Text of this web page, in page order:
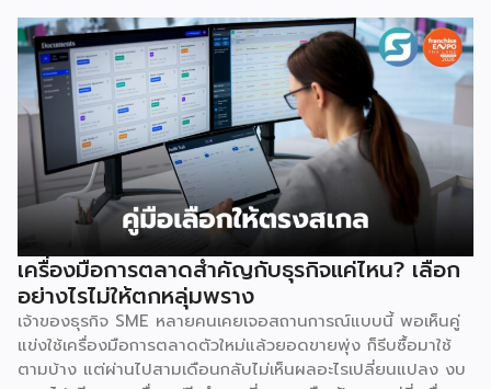
การลงทุนที่น่าสนใจและช่วยลดอุปสรรคสำหรับผู้เริ่มต้นได้อย่างมี
ประสิทธิภาพ เหตุผลประการแรกคือ การมีโมเดลธุรกิจที่ชัดเจน
และพร้อมนำไปใช้ทันที ซึ่งถือเป็นการลดความเสี่ยงด้านการลงทุน
ได้อย่างดีที่สุด เนื่องจากผู้ลงทุนไม่จำเป็นต้องเสียเวลาลองผิด
ลองถูกเอง ระบบแฟรนไชส์ถูกออกแบบและผ่านการพิสูจน์ความ
สำเร็จมาแล้วโดยเจ้าของแบรนด์ ซึ่งมีการจัดเตรียมอุปกรณ์
โครงสร้างร้านตามมาตรฐาน พร้อมคู่มือการปฏิบัติงานที่ชัดเจน
อีกทั้งยังมีทีมงานคอยช่วยสอนงานทั้งภาคทฤษฎีและปฏิบัติก่อน
เปิดร้านจริง ทำให้ผู้ซื้อแฟรนไชส์สามารถควบคุมคุณภาพของ
สินค้าและบริการให้เป็นไปตามมาตรฐานได้อย่างง่ายดาย เหตุผล
ประการต่อมาคือ แบรนด์มีชื่อเสียงและมีฐานลูกค้าที่แข็งแกร่งอยู่
แล้ว การซื้อแฟรนไชส์ทำให้ผู้ลงทุนได้ครอบครองแบรนด์ที่เป็นที่
รู้จักในตลาด ส่งผลให้มีกลุ่มลูกค้าพร้อมอุดหนุนตั้งแต่วันแรกที่
เปิดทำการ นอกจากนี้ เจ้าของแบรนด์ยังทำการตลาด
ประชาสัมพันธ์ และสร้างการรับรู้แบรนด์อย่างต่อเนื่อง ซึ่งช่วยให้
ผู้ลงทุนประหยัดงบประมาณด้านการตลาดและสร้างความเชื่อมั่น
เครื่องมือการตลาดสำคัญกับธุรกิจแค่ไหน? เลือก
อย่างไรไม่ให้ตกหลุ่มพราง
เจ้าของธุรกิจ SME หลายคนเคยเจอสถานการณ์แบบนี้ พอเห็นคู่
แข่งใช้เครื่องมือการตลาดตัวใหม่แล้วยอดขายพุ่ง ก็รีบซื้อมาใช้
ตามบ้าง แต่ผ่านไปสามเดือนกลับไม่เห็นผลอะไรเปลี่ยนแปลง งบ